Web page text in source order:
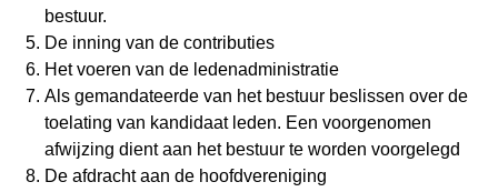
bestuur.
De inning van de contributies
Het voeren van de ledenadministratie
Als gemandateerde van het bestuur beslissen over de
toelating van kandidaat leden. Een voorgenomen
afwijzing dient aan het bestuur te worden voorgelegd
De afdracht aan de hoofdvereniging